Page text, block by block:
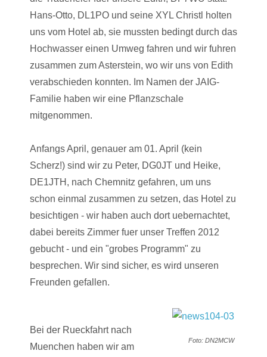
Hans-Otto, DL1PO und seine XYL Christl holten
uns vom Hotel ab, sie mussten bedingt durch das
Hochwasser einen Umweg fahren und wir fuhren
zusammen zum Asterstein, wo wir uns von Edith
verabschieden konnten. Im Namen der JAIG-
Familie haben wir eine Pflanzschale
mitgenommen.
Anfangs April, genauer am 01. April (kein
Scherz!) sind wir zu Peter, DG0JT und Heike,
DE1JTH, nach Chemnitz gefahren, um uns
schon einmal zusammen zu setzen, das Hotel zu
besichtigen - wir haben auch dort uebernachtet,
dabei bereits Zimmer fuer unser Treffen 2012
gebucht - und ein "grobes Programm" zu
besprechen. Wir sind sicher, es wird unseren
Freunden gefallen.
Foto: DN2MCW
Bei der Rueckfahrt nach
Muenchen haben wir am